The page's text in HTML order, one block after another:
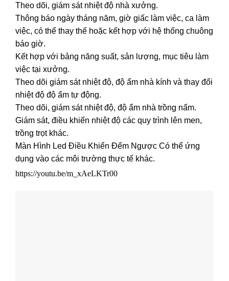
Theo dõi, giám sát nhiệt độ nhà xưởng.
Thông báo ngày tháng năm, giờ giấc làm việc, ca làm
việc, có thể thay thế hoặc kết hợp với hệ thống chuông
báo giờ.
Kết hợp với bảng năng suất, sản lượng, mục tiêu làm
việc tại xưởng.
Theo dõi giám sát nhiệt độ, độ ẩm nhà kính và thay đổi
nhiệt độ độ ẩm tự động.
Theo dõi, giám sát nhiệt độ, độ ẩm nhà trồng nấm.
Giám sát, điều khiển nhiệt độ các quy trình lên men,
trồng trọt khác.
Màn Hình Led Điều Khiển Đếm Ngược Có thể ứng
dụng vào các môi trường thực tế khác.
https://youtu.be/m_xAeLKTr00